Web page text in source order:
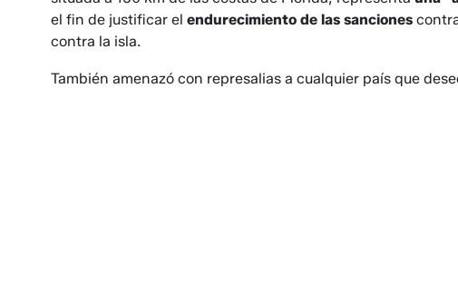
el fin de justificar el endurecimiento de las sanciones
contra la isla.
También amenazó con represalias a cualquier país que